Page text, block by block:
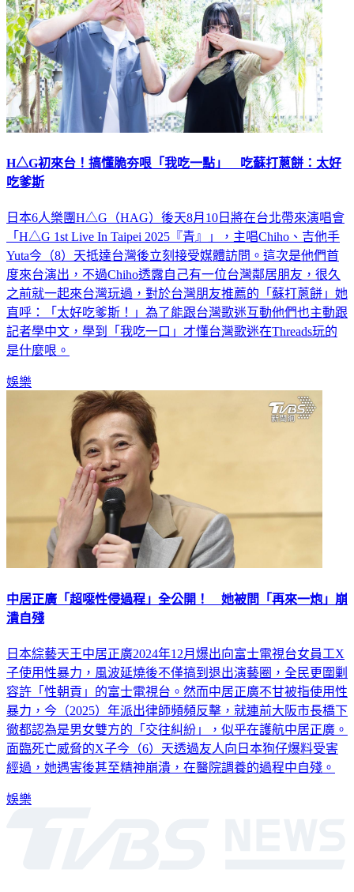
H△G初來台！搞懂脆夯哏「我吃一點」 吃蘇打蔥餅：太好
日本6人樂團H△G（HAG）後天8月10日將在台北帶來演唱會
「H△G 1st Live In Taipei 2025『青』」，主唱Chiho、吉他手
Yuta今（8）天抵達台灣後立刻接受媒體訪問。這次是他們首
度來台演出，不過Chiho透露自己有一位台灣鄰居朋友，很久
之前就一起來台灣玩過，對於台灣朋友推薦的「蘇打蔥餅」她
直呼：「太好吃爹斯！」為了能跟台灣歌迷互動他們也主動跟
記者學中文，學到「我吃一口」才懂台灣歌迷在Threads玩的
中居正廣「超噁性侵過程」全公開！ 她被問「再來一炮」崩
日本綜藝天王中居正廣2024年12月爆出向富士電視台女員工X
子使用性暴力，風波延燒後不僅搞到退出演藝圈，全民更圍剿
容許「性朝貢」的富士電視台。然而中居正廣不甘被指使用性
暴力，今（2025）年派出律師頻頻反擊，就連前大阪市長橋下
徹都認為是男女雙方的「交往糾紛」，似乎在護航中居正廣。
面臨死亡威脅的X子今（6）天透過友人向日本狗仔爆料受害